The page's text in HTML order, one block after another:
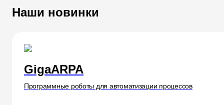
Наши новинки
GigaARPA
Программные роботы для автоматизации процессов